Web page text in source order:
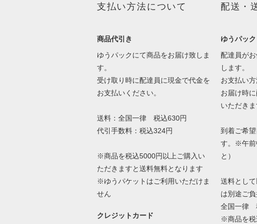
支払い方法について
商品代引き
ゆうパックにて商品をお届け致しま
す。
受け取り時に配達員に現金で代金を
お支払いください。
送料：全国一律 税込630円
代引手数料：税込324円
※商品を税込5000円以上ご購入い
ただきますと送料無料となります
※ゆうパケットはご利用いただけま
せん
クレジットカード
配送・
ゆうパック
配達員が
します。
お支払い
お届け時
いただきま
到着ご希
す。※午前
と）
送料とし
は別途ご負
全国一律
※商品を税